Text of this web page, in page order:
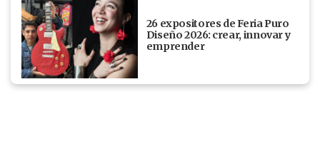
26 expositores de Feria Puro
Diseño 2026: crear, innovar y
emprender